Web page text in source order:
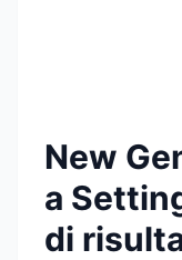
New
a
di